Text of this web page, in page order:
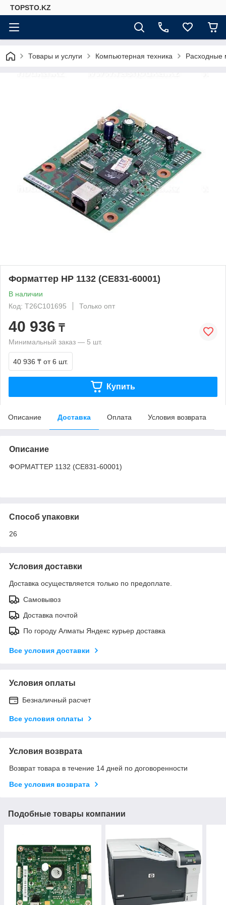
TOPSTO.KZ
Товары и услуги Компьютерная техника Расходные
Форматтер HP 1132 (CE831-60001)
В наличии
Код: T26C101695
Только опт
40 936 ₸
Минимальный заказ — 5 шт.
40 936 ₸ от 6 шт.
Купить
Описание Доставка Оплата Условия возврата
Описание
ФОРМАТТЕР 1132 (CE831-60001)
Способ упаковки
26
Условия доставки
Доставка осуществляется только по предоплате.
Самовывоз
Доставка почтой
По городу Алматы Яндекс курьер доставка
Все условия доставки
Условия оплаты
Безналичный расчет
Все условия оплаты
Условия возврата
Возврат товара в течение 14 дней по договоренности
Все условия возврата
Подобные товары компании